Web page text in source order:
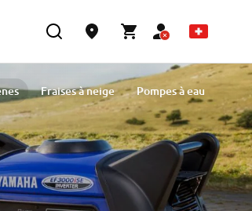
Fraises à neige Pompes à eau